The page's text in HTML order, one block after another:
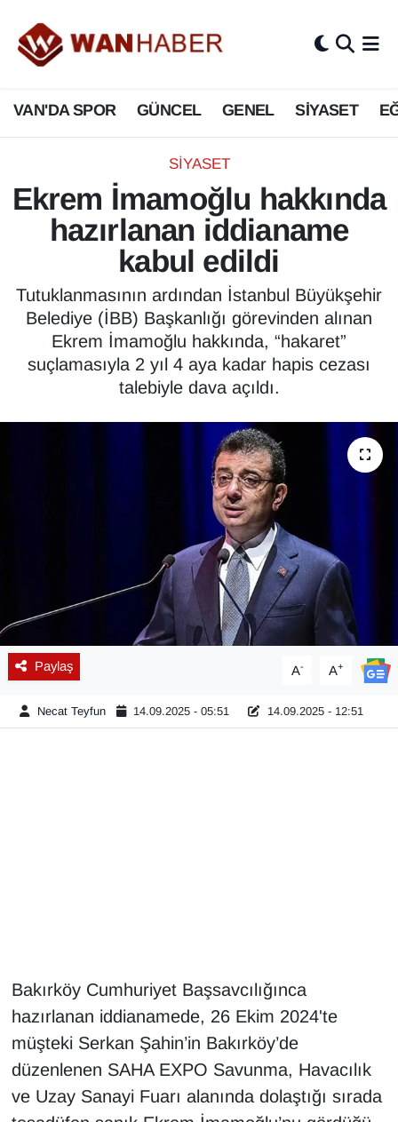
VAN'DA SPOR GÜNCEL GENEL SİYASET
SİYASET
Ekrem İmamoğlu hakkında
hazırlanan iddianame
kabul edildi
Tutuklanmasının ardından İstanbul Büyükşehir
Belediye (İBB) Başkanlığı görevinden alınan
Ekrem İmamoğlu hakkında, “hakaret”
suçlamasıyla 2 yıl 4 aya kadar hapis cezası
talebiyle dava açıldı.
Paylaş A- A+
Necat Teyfun 14.09.2025 - 05:51 14.09.2025 - 12:51
Bakırköy Cumhuriyet Başsavcılığınca
hazırlanan iddianamede, 26 Ekim 2024'te
müşteki Serkan Şahin’in Bakırköy’de
düzenlenen SAHA EXPO Savunma, Havacılık
ve Uzay Sanayi Fuarı alanında dolaştığı sırada
3.SAYFA
ASAYİŞ
BİLİM VE TEKNOLOJİ
Biyografi
Bölge Haberleri
ÇEVRE
Deprem
Dernekler, Odalar
Eleman
Emlak
En çok konuşulanlar
Kadın
Kamu Alımları
Kim Kimdir?
Van Nöbetçi Eczaneler
Van Hava Durumu
Van Namaz Vakitleri
Van Trafik Yoğunluk Haritası
Süper Lig Puan Durumu ve Fikstür
Tüm Manşetler
Son Dakika Haberleri
Haber Arşivi